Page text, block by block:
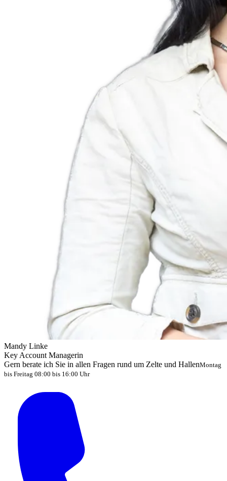
Mandy Linke
Key Account Managerin
Gern berate ich Sie in allen Fragen rund um Zelte und HallenMontag
bis Freitag 08:00 bis 16:00 Uhr